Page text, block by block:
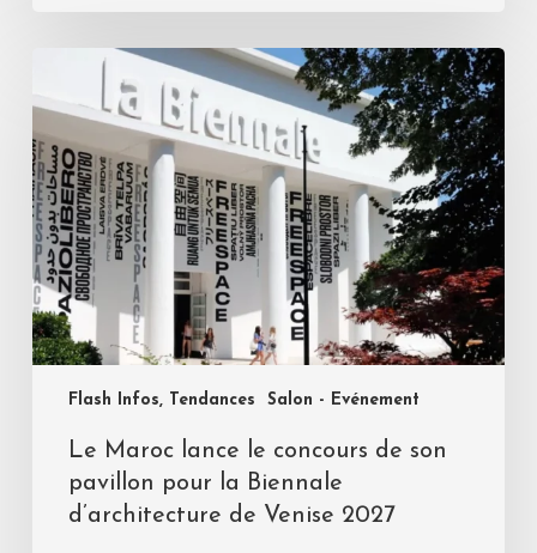
Flash Infos, Tendances Salon - Evénement
Le Maroc lance le concours de son
pavillon pour la Biennale
d’architecture de Venise 2027